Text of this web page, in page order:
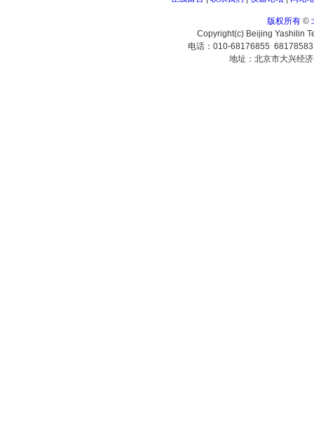
版权所有©
Copyright(c) Beijing Yashilin
电话：010-68176855
地址：北京市大兴经